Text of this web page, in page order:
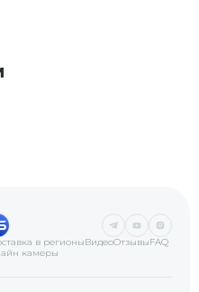
в регионыВидеоОтзывыFAQ
камеры